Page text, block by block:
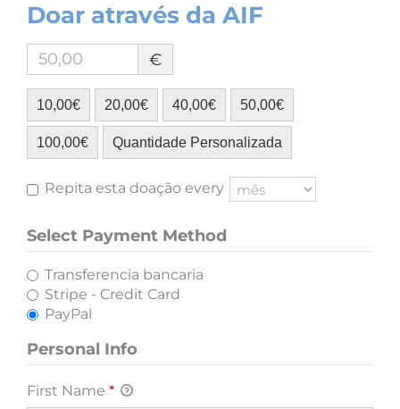
Doar através da AIF
€
10,00€ 20,00€ 40,00€ 50,00€
100,00€ Quantidade Personalizada
Repita esta doação every
Select Payment Method
Transferencia bancaria
Stripe - Credit Card
PayPal
Personal Info
First Name *